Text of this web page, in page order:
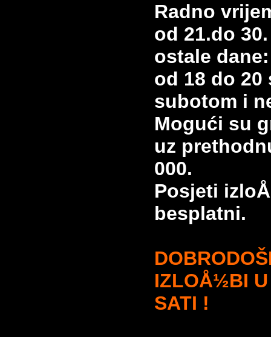
Radno
od 21.do
ostale
od 18 do 20
subotom i
Mogući su
uz
000.
Posjeti
besplatni.
IZLOÅ½BI U
SATI !